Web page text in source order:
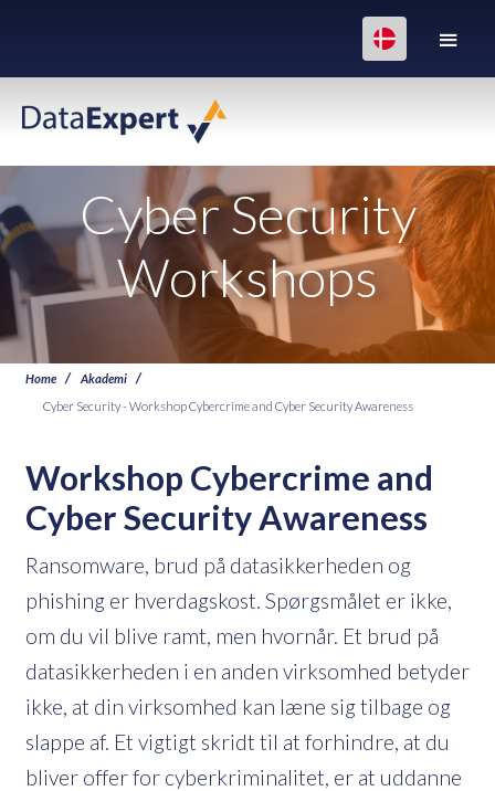
Cyber Security
Workshops
Home
Akademi
Cyber Security - Workshop Cybercrime and Cyber Security Awareness
Workshop Cybercrime and
Cyber Security Awareness
Ransomware, brud på datasikkerheden og
phishing er hverdagskost. Spørgsmålet er ikke,
om du vil blive ramt, men hvornår. Et brud på
datasikkerheden i en anden virksomhed betyder
ikke, at din virksomhed kan læne sig tilbage og
slappe af. Et vigtigt skridt til at forhindre, at du
bliver offer for cyberkriminalitet, er at uddanne